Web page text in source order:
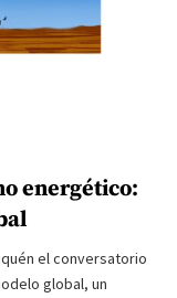
energético:
el conversatorio
global, un